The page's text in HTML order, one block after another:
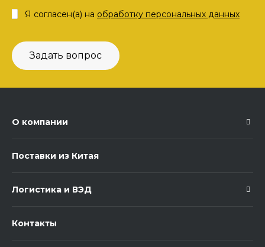
Задать вопрос
Я согласен(а) на обработку персональных данных
О компании
Поставки из Китая
Логистика и ВЭД
Контакты